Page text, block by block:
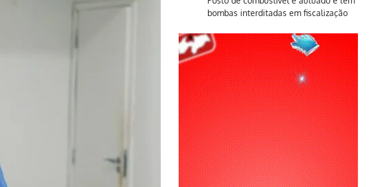
bombas interditadas em fiscalização